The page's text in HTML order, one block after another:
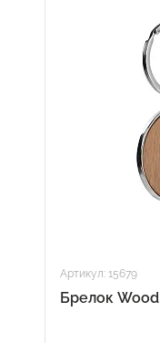
Артикул: 15679
Брелок